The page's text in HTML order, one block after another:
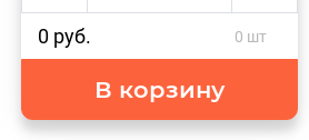
0 руб. 0 шт
В корзину